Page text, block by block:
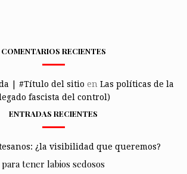
COMENTARIOS RECIENTES
| #Título del sitio en Las políticas de la
fascista del control)
ENTRADAS RECIENTES
¿la visibilidad que queremos?
tener labios sedosos